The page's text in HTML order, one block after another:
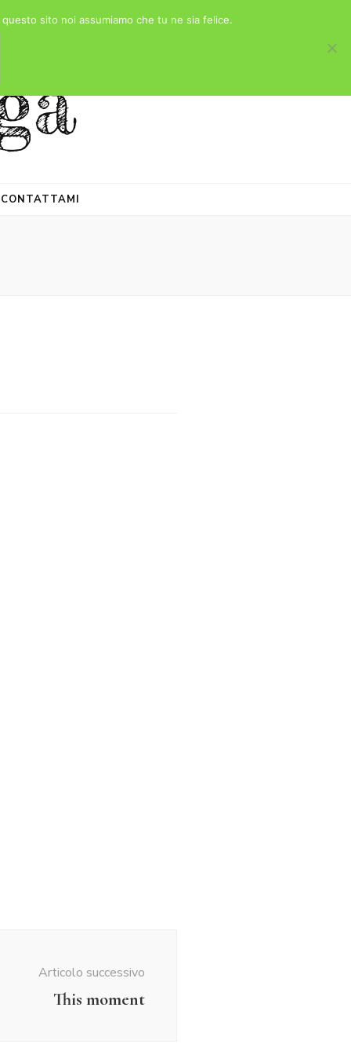
CONTATTAMI
Articolo successivo
This moment
sito noi assumiamo che tu ne sia felice.